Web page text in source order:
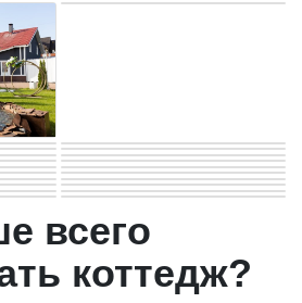
всего
коттедж?